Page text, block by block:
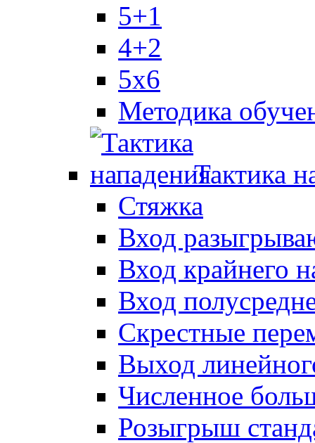
5+1
4+2
5x6
Методика
Тактика
Стяжка
Вход
Вход крайнего
Вход
Скрестные
Выход
Численное
Розыгрыш